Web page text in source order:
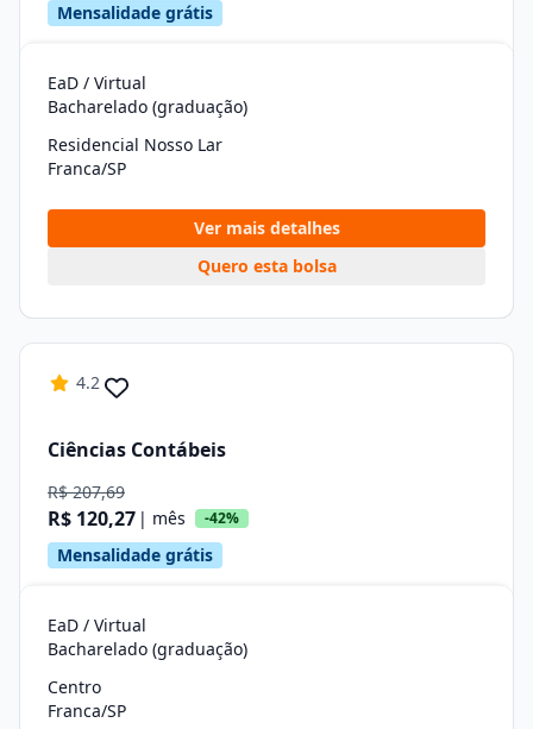
Mensalidade grátis
EaD / Virtual
Bacharelado (graduação)
Residencial Nosso Lar
Franca/SP
Ver mais detalhes
Quero esta bolsa
4.2
Ciências Contábeis
R$ 207,69
R$ 120,27 | mês -42%
Mensalidade grátis
EaD / Virtual
Bacharelado (graduação)
Centro
Franca/SP